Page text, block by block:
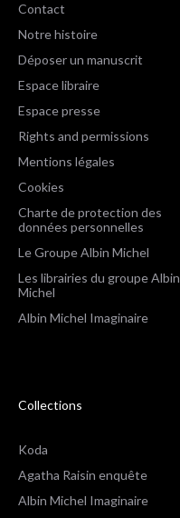
Contact
Notre histoire
Déposer un manuscrit
Espace libraire
Espace presse
Rights and permissions
Mentions légales
Cookies
Charte de protection des
données personnelles
Le Groupe Albin Michel
Les librairies du groupe Albin
Michel
Albin Michel Imaginaire
Collections
Koda
Agatha Raisin enquête
Albin Michel Imaginaire